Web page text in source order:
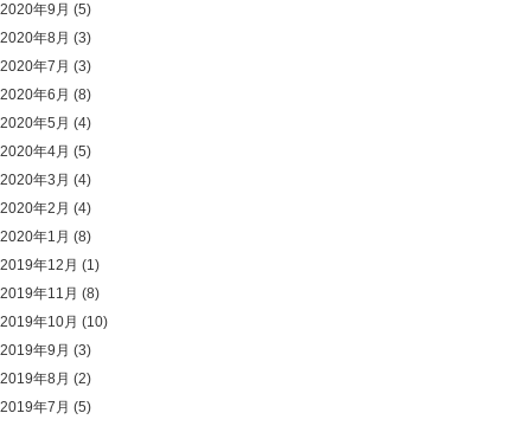
2020年9月 (5)
2020年8月 (3)
2020年7月 (3)
2020年6月 (8)
2020年5月 (4)
2020年4月 (5)
2020年3月 (4)
2020年2月 (4)
2020年1月 (8)
2019年12月 (1)
2019年11月 (8)
2019年10月 (10)
2019年9月 (3)
2019年8月 (2)
2019年7月 (5)